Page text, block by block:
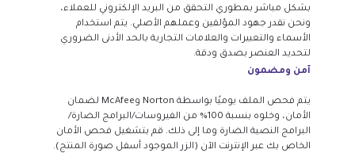
بشكل مباشر بمطوري التحقق من البريد الإلكتروني للعملاء،
ونحن نقدر جهود المؤلفين وعملهم الأصلي. يتم استخدام
الأسماء والتعبيرات والعلامات التجارية بالحد الأدنى الضروري
لتحديد العنصر بصدق ودقة.
آمن ومضمون
يتم فحص الملف يوميًا بواسطة Norton وMcAfee لضمان
الأمان، وخلوه بنسبة 100% من الفيروسات/البرامج الضارة/
البرامج النصية الضارة وما إلى ذلك. قم بتشغيل فحص الأمان
الخاص بك عبر الإنترنت الآن (الزر الموجود أسفل صورة المنتج).